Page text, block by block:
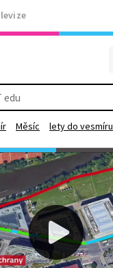
Měsíc lety do vesmíru